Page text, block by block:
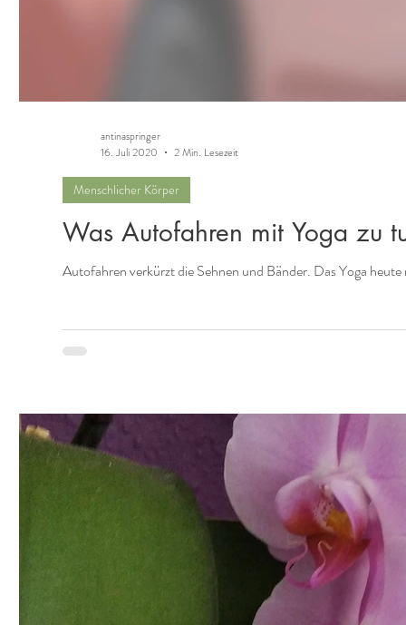
Was Autofahren mit Yoga zu
Autofahren verkürzt die Sehnen und Bänder. Das Yoga
Menschlicher Körper
antinaspringer
16. Juli 2020
2 Min. Lesezeit